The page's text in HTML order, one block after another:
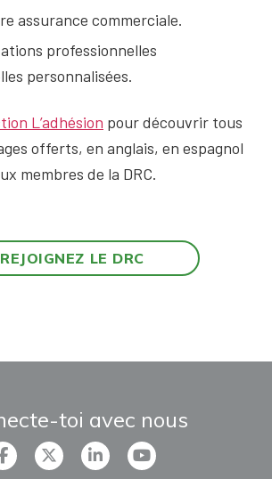
assurance commerciale.
professionnelles
personnalisées.
L’adhésion pour découvrir tous
offerts, en anglais, en espagnol
membres de la DRC.
REJOIGNEZ LE DRC
toi avec nous